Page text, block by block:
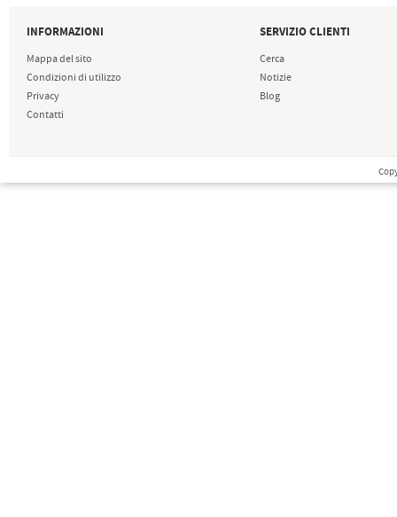
INFORMAZIONI
Mappa del sito
Condizioni di utilizzo
Privacy
Contatti
SERVIZIO CLIENTI
Cerca
Notizie
Blog